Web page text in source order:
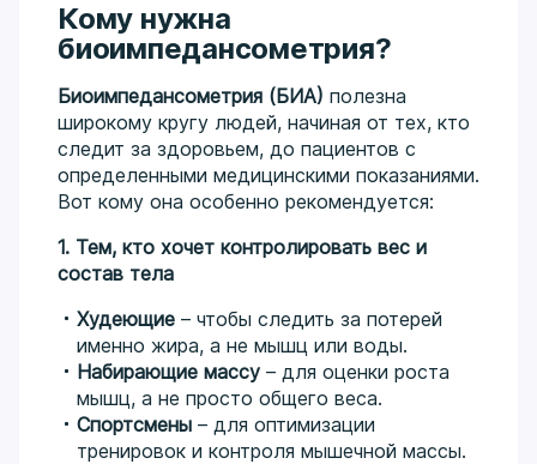
Кому нужна
биоимпедансометрия?
Биоимпедансометрия (БИА) полезна
широкому кругу людей, начиная от тех, кто
следит за здоровьем, до пациентов с
определенными медицинскими показаниями.
Вот кому она особенно рекомендуется:
1. Тем, кто хочет контролировать вес и
состав тела
Худеющие – чтобы следить за потерей
именно жира, а не мышц или воды.
Набирающие массу – для оценки роста
мышц, а не просто общего веса.
Спортсмены – для оптимизации
тренировок и контроля мышечной массы.